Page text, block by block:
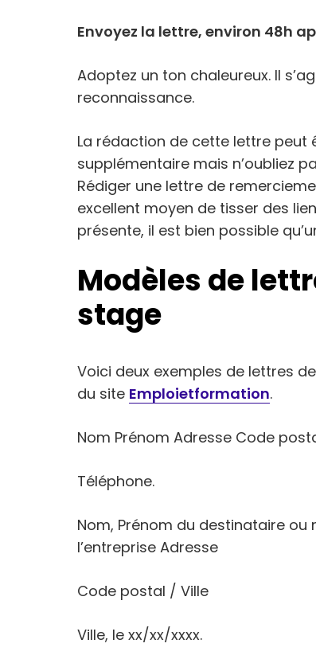
Envoyez la lettre, environ 48h
Adoptez un ton chaleureux. Il
reconnaissance.
La rédaction de cette lettre
supplémentaire mais n’oubliez
Rédiger une lettre de
excellent moyen de tisser des
présente, il est bien possible
Modèles de
stage
Voici deux exemples de lettres
du site Emploietformation.
Nom Prénom Adresse Code
Téléphone.
Nom, Prénom du destinataire
l’entreprise Adresse
Code postal / Ville
Ville, le xx/xx/xxxx.